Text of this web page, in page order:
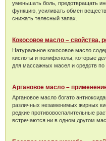
уменьшать боль, предотвращать
функцию, усиливать обмен
снижать телесный запах.
Кокосовое масло – свойства,
Натуральное кокосовое масло
кислоты и полифенолы, которые
для массажных масел и средств по
Аргановое масло –
Аргановое масло богато
различных незаменимых жирных
редкие противовоспалительные
встречаются ни в одном другом